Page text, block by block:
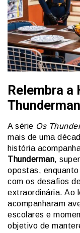
Relembra a
A série Os
mais de uma
história
Thunderman,
opostas, enquanto
com os desafios
extraordinária. Ao
acompanharam
escolares e
objetivo de